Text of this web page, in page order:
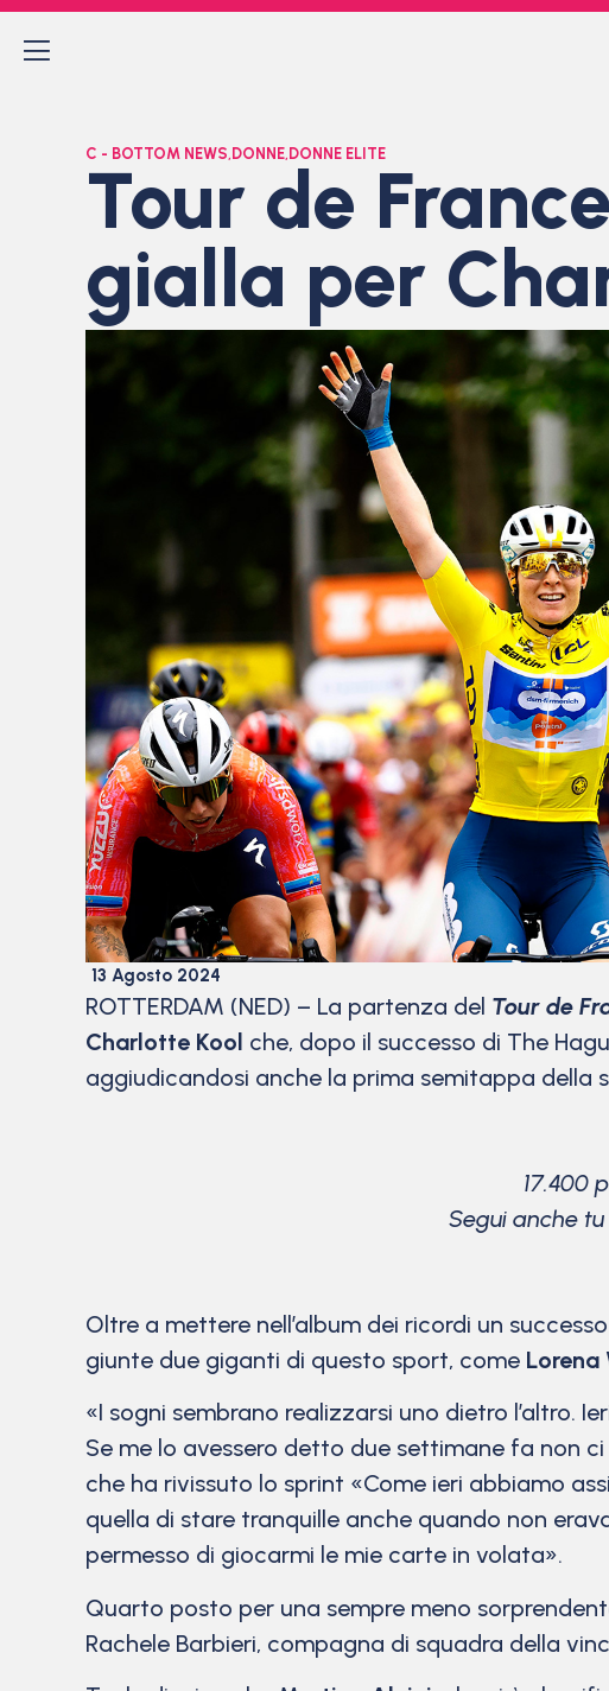
C - BOTTOM NEWS, DONNE, DONNE ELITE
Tour de
gialla per
13 Agosto 2024
ROTTERDAM (NED) – La partenza del Tour de
Charlotte Kool che, dopo il successo di The
aggiudicandosi anche la prima semitappa
17.400
Segui anche
Oltre a mettere nell’album dei ricordi un
giunte due giganti di questo sport, come Lorena
«I sogni sembrano realizzarsi uno dietro l’altro.
Se me lo avessero detto due settimane fa non
che ha rivissuto lo sprint «Come ieri abbiamo
quella di stare tranquille anche quando non
permesso di giocarmi le mie carte in volata».
Quarto posto per una sempre meno
Rachele Barbieri, compagna di squadra della